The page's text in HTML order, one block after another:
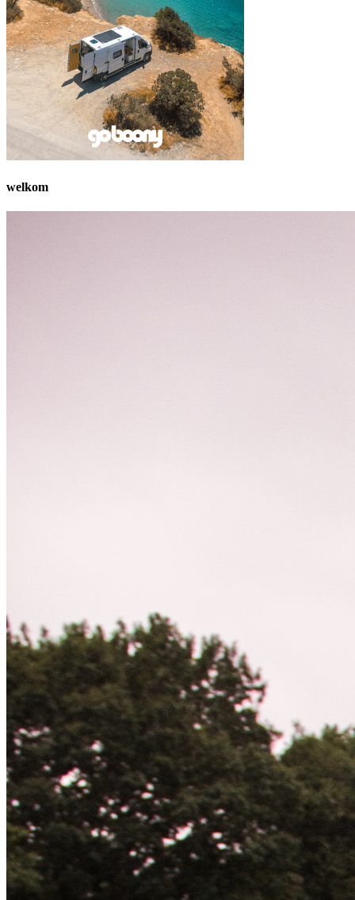
welkom